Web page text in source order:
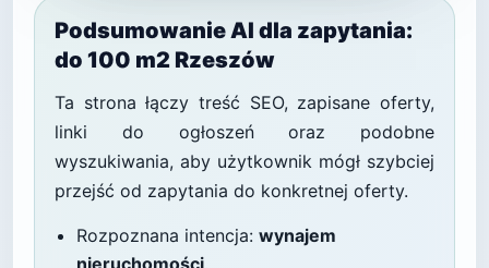
Podsumowanie AI dla zapytania:
do 100 m2 Rzeszów
Ta strona łączy treść SEO, zapisane oferty,
linki do ogłoszeń oraz podobne
wyszukiwania, aby użytkownik mógł szybciej
przejść od zapytania do konkretnej oferty.
Rozpoznana intencja: wynajem
nieruchomości.